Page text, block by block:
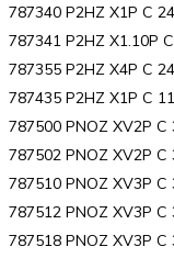
787340 P2HZ X1P C
787341 P2HZ X1.10P
787355 P2HZ X4P C
787435 P2HZ X1P C
787500 PNOZ XV2P
787502 PNOZ XV2P
787510 PNOZ XV3P
787512 PNOZ XV3P
787518 PNOZ XV3P